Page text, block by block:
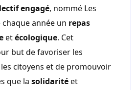
engagé, nommé Les
année un repas
etécologique. Cet
but de favoriser les
citoyens et de promouvoir
que la solidaritéet